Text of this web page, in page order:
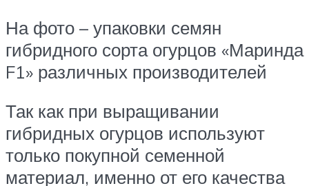
На фото – упаковки семян
гибридного сорта огурцов «Маринда
F1» различных производителей
Так как при выращивании
гибридных огурцов используют
только покупной семенной
материал, именно от его качества